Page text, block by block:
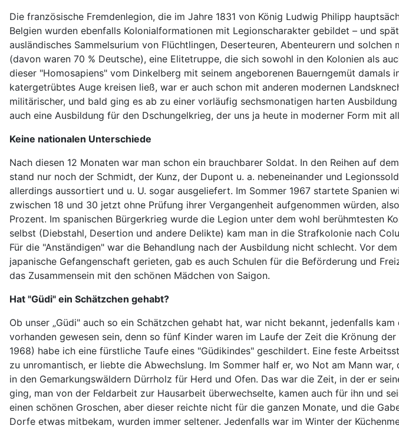
Die französische Fremdenlegion, die im Jahre 1831 von König Ludwig Philipp
Belgien wurden ebenfalls Kolonialformationen mit Legionscharakter gebildet – und
ausländisches Sammelsurium von Flüchtlingen, Deserteuren, Abenteurern und
(davon waren 70 % Deutsche), eine Elitetruppe, die sich sowohl in den Kolonien als
dieser "Homosapiens" vom Dinkelberg mit seinem angeborenen Bauerngemüt
katergetrübtes Auge kreisen ließ, war er auch schon mit anderen modernen
militärischer, und bald ging es ab zu einer vorläufig sechsmonatigen harten
auch eine Ausbildung für den Dschungelkrieg, der uns ja heute in moderner Form mit
Keine nationalen Unterschiede
Nach diesen 12 Monaten war man schon ein brauchbarer Soldat. In den Reihen auf
stand nur noch der Schmidt, der Kunz, der Dupont u. a. nebeneinander und
allerdings aussortiert und u. U. sogar ausgeliefert. Im Sommer 1967 startete Spanien
zwischen 18 und 30 jetzt ohne Prüfung ihrer Vergangenheit aufgenommen würden,
Prozent. Im spanischen Bürgerkrieg wurde die Legion unter dem wohl berühmtesten
selbst (Diebstahl, Desertion und andere Delikte) kam man in die Strafkolonie nach
Für die "Anständigen" war die Behandlung nach der Ausbildung nicht schlecht. Vor
japanische Gefangenschaft gerieten, gab es auch Schulen für die Beförderung und
das Zusammensein mit den schönen Mädchen von Saigon.
Hat "Güdi" ein Schätzchen gehabt?
Ob unser „Güdi" auch so ein Schätzchen gehabt hat, war nicht bekannt, jedenfalls
vorhanden gewesen sein, denn so fünf Kinder waren im Laufe der Zeit die Krönung
1968) habe ich eine fürstliche Taufe eines "Güdikindes" geschildert. Eine feste
zu unromantisch, er liebte die Abwechslung. Im Sommer half er, wo Not am Mann
in den Gemarkungswäldern Dürrholz für Herd und Ofen. Das war die Zeit, in der er
ging, man von der Feldarbeit zur Hausarbeit überwechselte, kamen auch für ihn und
einen schönen Groschen, aber dieser reichte nicht für die ganzen Monate, und die
Dorfe etwas mitbekam, wurden immer seltener. Jedenfalls war im Winter der